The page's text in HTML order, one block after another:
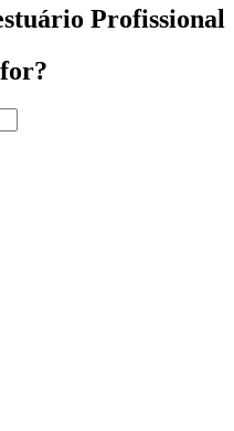
Profissional